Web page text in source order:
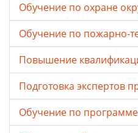
Обучение по охране
Обучение по пожарно-
Повышение
Подготовка экспертов
Обучение по